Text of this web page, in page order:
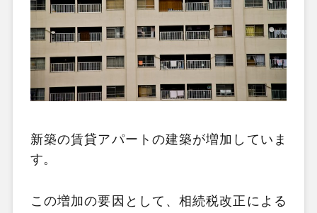
新築の賃貸アパートの建築が増加していま
す。
この増加の要因として、相続税改正による